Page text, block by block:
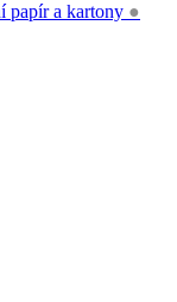
papír a kartony ●